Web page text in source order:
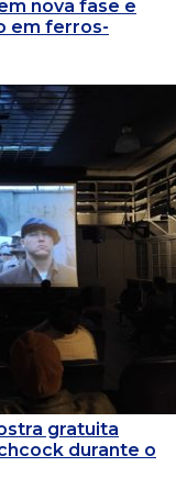
nova fase e
em ferros-
gratuita
durante o